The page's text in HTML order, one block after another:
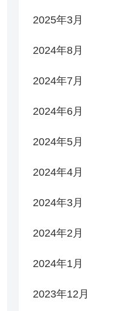
2025年3月
2024年8月
2024年7月
2024年6月
2024年5月
2024年4月
2024年3月
2024年2月
2024年1月
2023年12月